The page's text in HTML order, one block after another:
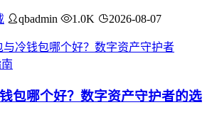
qbadmin 1.0K 2026-08-07
包哪个好？数字资产守护者的选